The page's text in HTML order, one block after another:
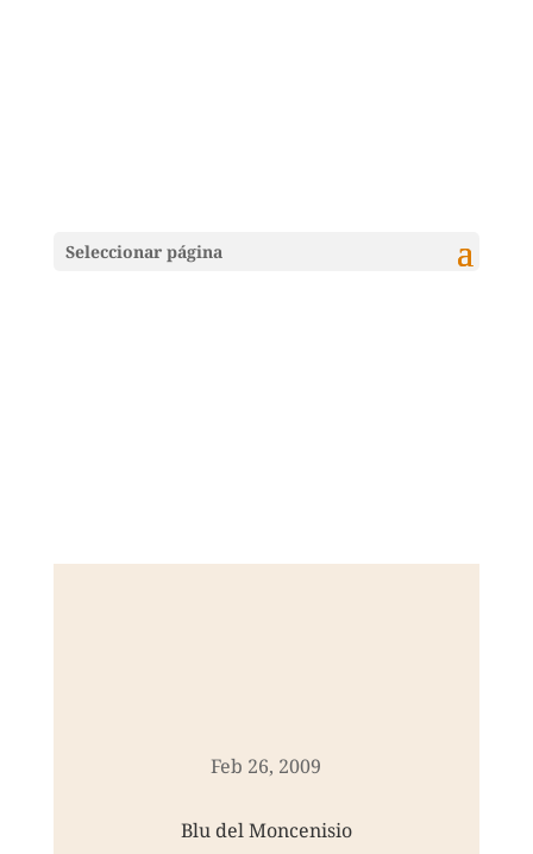
Seleccionar página
Feb 26, 2009
Blu del Moncenisio